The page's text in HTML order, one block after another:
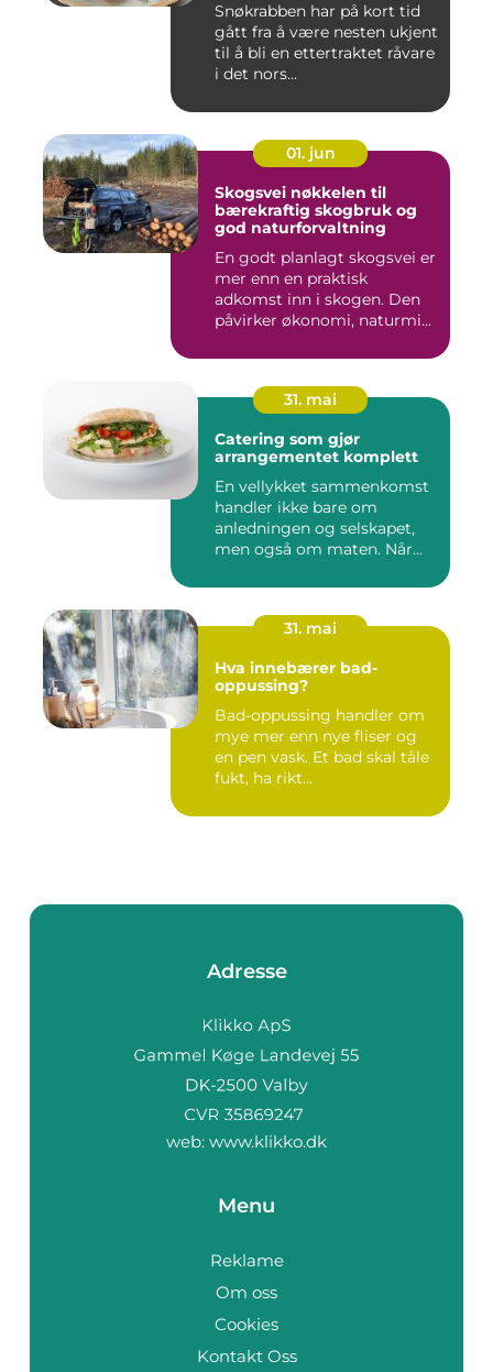
Snøkrabben har på kort tid
gått fra å være nesten ukjent
til å bli en ettertraktet råvare
i det nors...
01. jun
Skogsvei nøkkelen til
bærekraftig skogbruk og
god naturforvaltning
En godt planlagt skogsvei er
mer enn en praktisk
adkomst inn i skogen. Den
påvirker økonomi, naturmi...
31. mai
Catering som gjør
arrangementet komplett
En vellykket sammenkomst
handler ikke bare om
anledningen og selskapet,
men også om maten. Når
31. mai
Hva innebærer bad-
oppussing?
Bad-oppussing handler om
mye mer enn nye fliser og
en pen vask. Et bad skal tåle
fukt, ha rikt...
Adresse
web: www.klikko.dk
Menu
Reklame
Om oss
Cookies
Kontakt Oss
På vores website bruges cookies til at huske dine
indstillinger, statistik og personalisering af indhold og